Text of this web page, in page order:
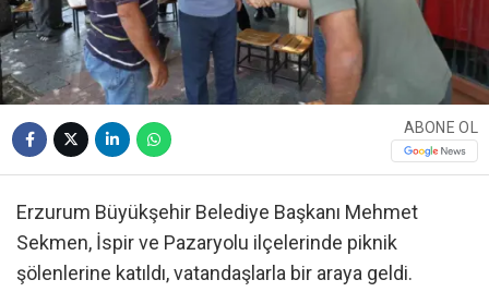
ABONE OL
Erzurum Büyükşehir Belediye Başkanı Mehmet
Sekmen, İspir ve Pazaryolu ilçelerinde piknik
şölenlerine katıldı, vatandaşlarla bir araya geldi.